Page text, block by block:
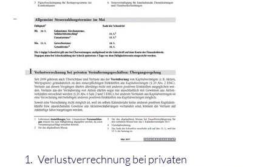
Verlustverrechnung bei privaten